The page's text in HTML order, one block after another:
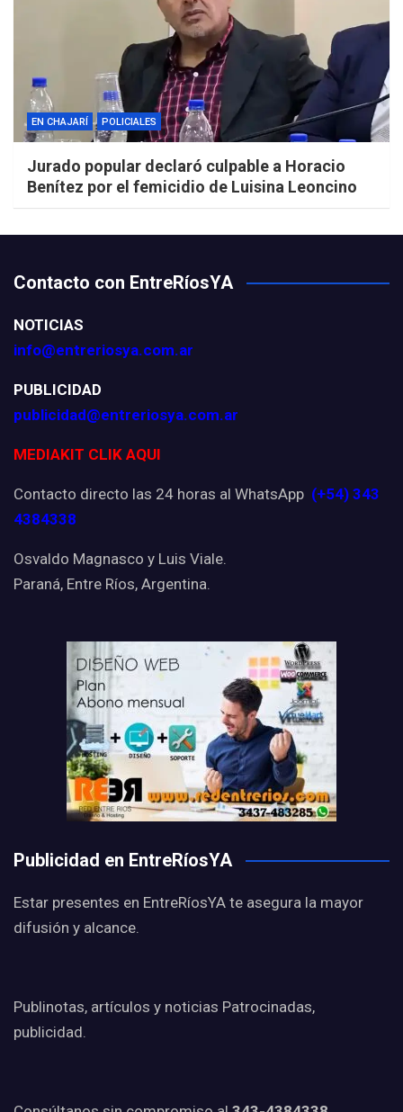
EN CHAJARÍ POLICIALES
Jurado popular declaró culpable a Horacio
Benítez por el femicidio de Luisina Leoncino
Contacto con EntreRíosYA
NOTICIAS
info@entreriosya.com.ar
PUBLICIDAD
publicidad@entreriosya.com.ar
MEDIAKIT CLIK AQUI
Contacto directo las 24 horas al WhatsApp (+54) 343
4384338
Osvaldo Magnasco y Luis Viale.
Paraná, Entre Ríos, Argentina.
Publicidad en EntreRíosYA
Estar presentes en EntreRíosYA te asegura la mayor
difusión y alcance.
Publinotas, artículos y noticias Patrocinadas,
publicidad.